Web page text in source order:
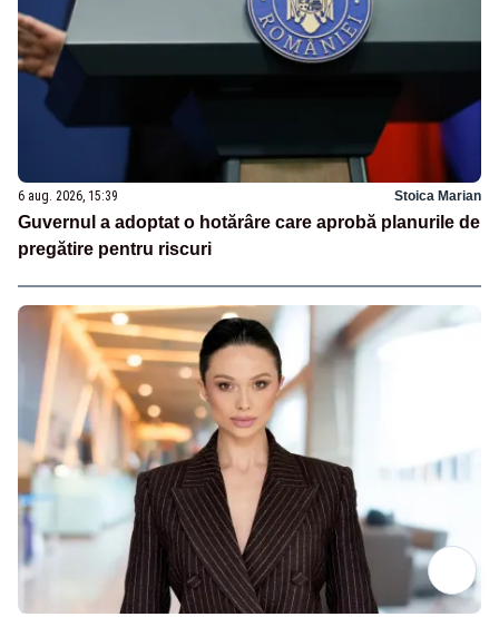
6 aug. 2026, 15:39 Stoica Marian
Guvernul a adoptat o hotărâre care aprobă planurile de
pregătire pentru riscuri